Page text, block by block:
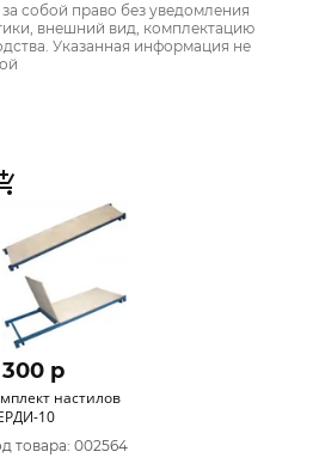
собой право без уведомления
внешний вид, комплектацию
Указанная информация не
p
настилов
10
товара: 002564